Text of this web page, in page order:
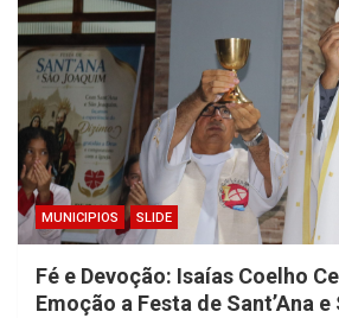
MUNICIPIOS SLIDE
Fé e Devoção: Isaías Coelho
Emoção a Festa de Sant’Ana